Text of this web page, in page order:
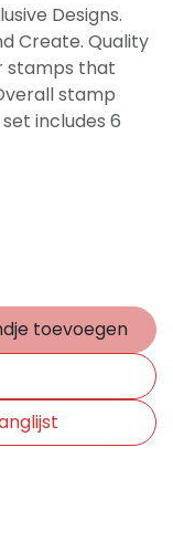
Designs.
Create. Quality
stamps that
stamp
includes 6
toevoegen